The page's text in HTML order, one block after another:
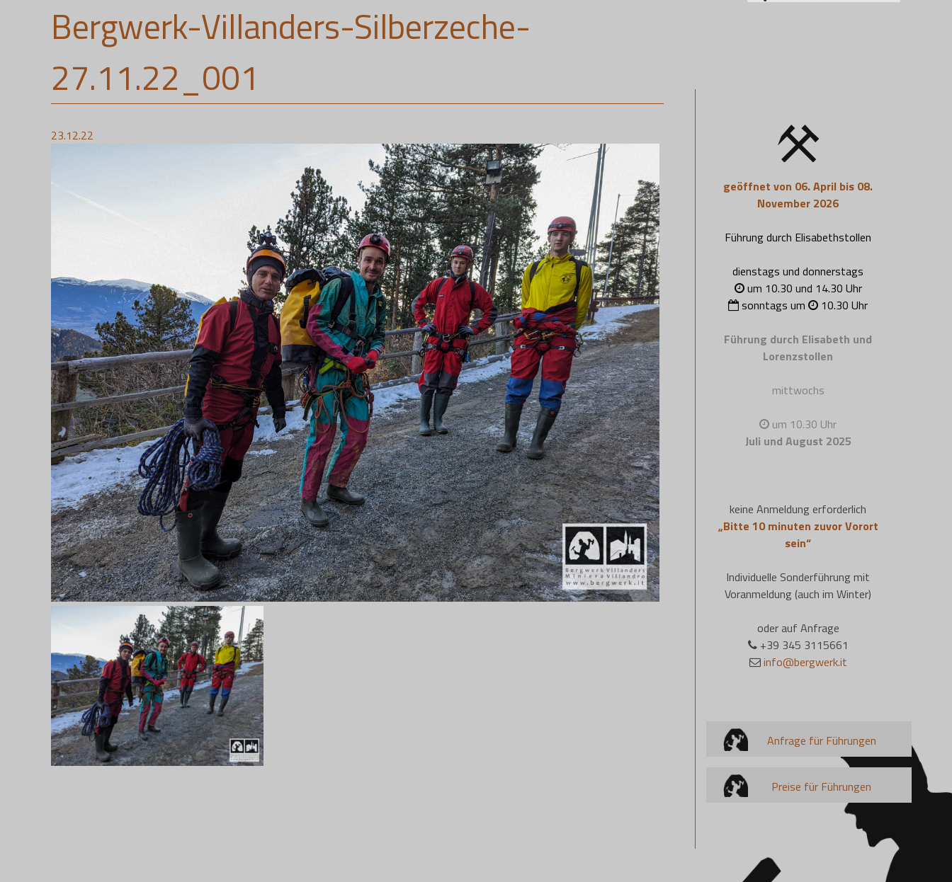
nach:
Bergwerk-Villanders-Silberzeche-
27.11.22_001
23.12.22
geöffnet von 06. April bis 08.
November 2026
Führung durch Elisabethstollen
dienstags und donnerstags
um 10.30 und 14.30 Uhr
sonntags um
10.30 Uhr
Führung durch Elisabeth und
Lorenzstollen
mittwochs
um 10.30 Uhr
Juli und August 2025
keine Anmeldung erforderlich
„Bitte 10 minuten zuvor Vorort
sein“
Individuelle Sonderführung mit
Voranmeldung (auch im Winter)
oder auf Anfrage
+39 345 3115661
info@bergwerk.it
Anfrage für Führungen
Preise für Führungen